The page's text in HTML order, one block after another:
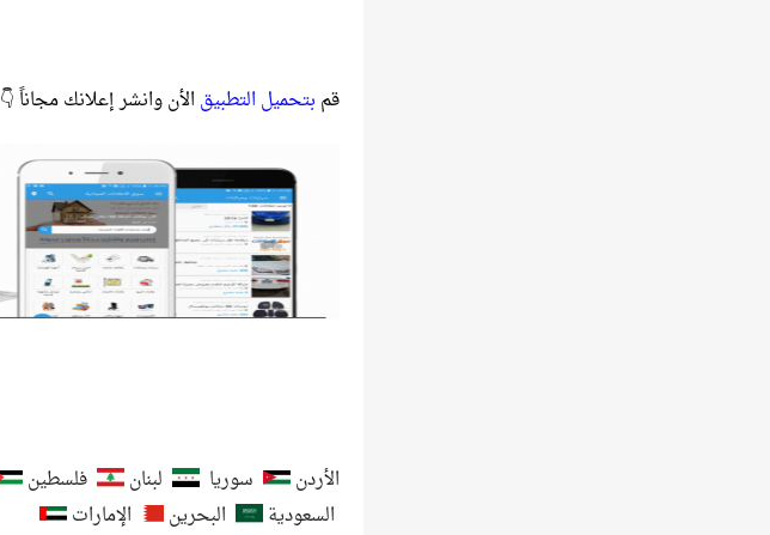
قم بتحميل التطبيق الأن وانشر إعلانك مجاناً 👇
الأردن سوريا لبنان فلسطين
السعودية
البحرين
الإمارات